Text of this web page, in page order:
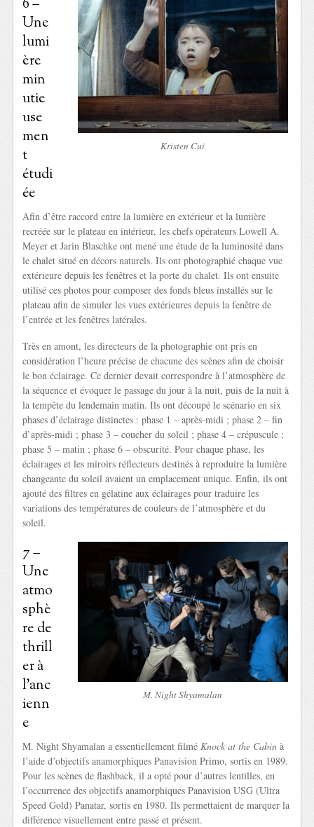
Kristen Cui
6 –
Une
lumi
ère
min
utie
use
men
t
étudi
ée
Afin d’être raccord entre la lumière en extérieur et la lumière
recréée sur le plateau en intérieur, les chefs opérateurs Lowell A.
Meyer et Jarin Blaschke ont mené une étude de la luminosité dans
le chalet situé en décors naturels. Ils ont photographié chaque vue
extérieure depuis les fenêtres et la porte du chalet. Ils ont ensuite
utilisé ces photos pour composer des fonds bleus installés sur le
plateau afin de simuler les vues extérieures depuis la fenêtre de
l’entrée et les fenêtres latérales.
Très en amont, les directeurs de la photographie ont pris en
considération l’heure précise de chacune des scènes afin de choisir
le bon éclairage. Ce dernier devait correspondre à l’atmosphère de
la séquence et évoquer le passage du jour à la nuit, puis de la nuit à
la tempête du lendemain matin. Ils ont découpé le scénario en six
phases d’éclairage distinctes : phase 1 – après-midi ; phase 2 – fin
d’après-midi ; phase 3 – coucher du soleil ; phase 4 – crépuscule ;
phase 5 – matin ; phase 6 – obscurité. Pour chaque phase, les
éclairages et les miroirs réflecteurs destinés à reproduire la lumière
changeante du soleil avaient un emplacement unique. Enfin, ils ont
ajouté des filtres en gélatine aux éclairages pour traduire les
variations des températures de couleurs de l’atmosphère et du
soleil.
M. Night Shyamalan
7 –
Une
atmo
sphè
re de
thrill
er à
l’anc
ienn
e
M. Night Shyamalan a essentiellement filméKnock at the Cabinà
l’aide d’objectifs anamorphiques Panavision Primo, sortis en 1989.
Pour les scènes de flashback, il a opté pour d’autres lentilles, en
l’occurrence des objectifs anamorphiques Panavision USG (Ultra
Speed Gold) Panatar, sortis en 1980. Ils permettaient de marquer la
différence visuellement entre passé et présent.